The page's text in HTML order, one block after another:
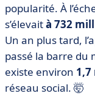
popularité. À
s’élevaità 732
Un an plus tard,
passé la barre du
existe environ
réseau social. 🤯